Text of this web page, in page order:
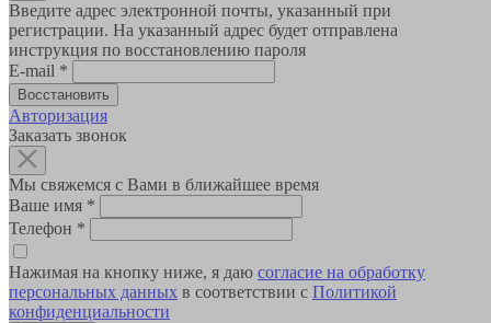
Введите адрес электронной почты, указанный при
регистрации. На указанный адрес будет отправлена
инструкция по восстановлению пароля
E-mail *
Авторизация
Заказать звонок
Мы свяжемся с Вами в ближайшее время
Ваше имя *
Телефон *
Нажимая на кнопку ниже, я даю согласие на обработку
персональных данных в соответствии с Политикой
конфиденциальности